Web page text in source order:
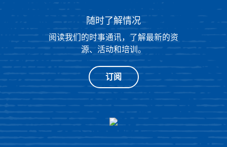
随时了解情况
阅读我们的时事通讯，了解最新的资
源、活动和培训。
订阅